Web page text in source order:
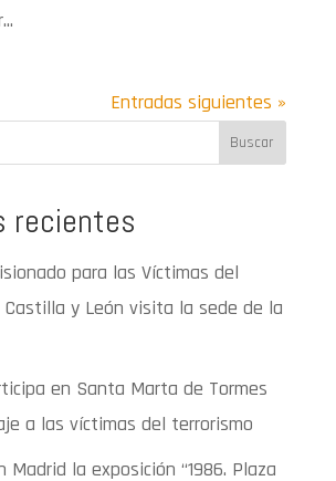
Entradas siguientes »
Buscar
recientes
para las Víctimas del
Castilla y León visita la sede de la
en Santa Marta de Tormes
a las víctimas del terrorismo
Madrid la exposición “1986. Plaza